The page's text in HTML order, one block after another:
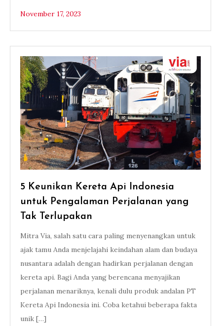
November 17, 2023
5 Keunikan Kereta Api Indonesia
untuk Pengalaman Perjalanan yang
Tak Terlupakan
Mitra Via, salah satu cara paling menyenangkan untuk
ajak tamu Anda menjelajahi keindahan alam dan budaya
nusantara adalah dengan hadirkan perjalanan dengan
kereta api. Bagi Anda yang berencana menyajikan
perjalanan menariknya, kenali dulu produk andalan PT
Kereta Api Indonesia ini. Coba ketahui beberapa fakta
unik […]